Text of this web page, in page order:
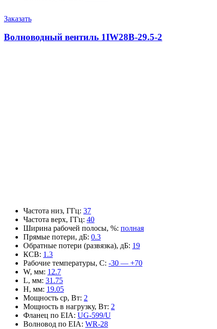
Заказать
Волноводный вентиль 1IW28B-29.5-2
Частота низ, ГГц: 37
Частота верх, ГГц: 40
Ширина рабочей полосы, %: полная
Прямые потери, дБ: 0.3
Обратные потери (развязка), дБ: 19
КСВ: 1.3
Рабочие температуры, С: -30 — +70
W, мм: 12.7
L, мм: 31.75
H, мм: 19.05
Мощность ср, Вт: 2
Мощность в нагрузку, Вт: 2
Фланец по EIA: UG-599/U
Волновод по EIA: WR-28